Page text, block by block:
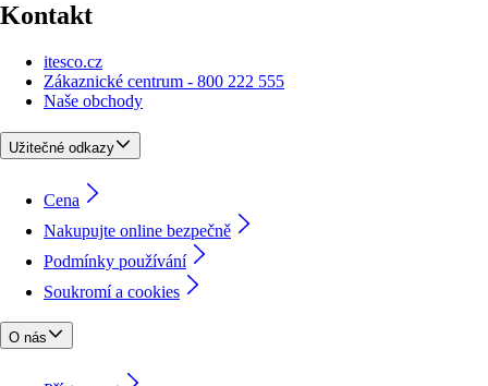
Kontakt
itesco.cz
Zákaznické centrum - 800 222 555
Naše obchody
Užitečné odkazy
Cena
Nakupujte online bezpečně
Podmínky používání
Soukromí a cookies
O nás